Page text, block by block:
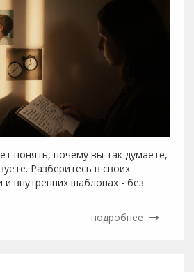
понять, почему вы так думаете,
Разберитесь в своих
и внутренних шаблонах - без
подробнее